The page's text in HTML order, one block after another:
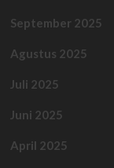
September 2025
Agustus 2025
Juli 2025
Juni 2025
April 2025